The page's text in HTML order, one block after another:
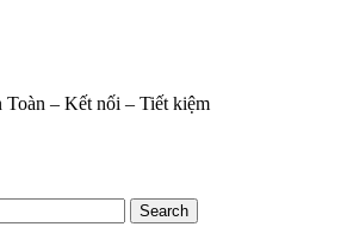
– Kết nối – Tiết kiệm
Search